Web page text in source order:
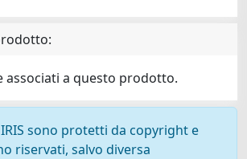
associati a questo prodotto.
sono protetti da copyright e
riservati, salvo diversa